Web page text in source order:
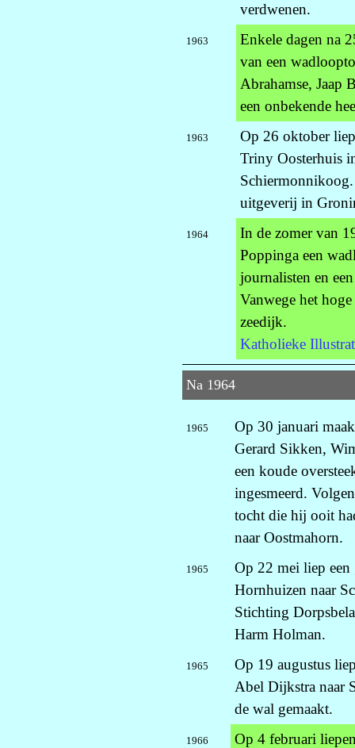
verdwenen.
1963
Enkele dagen na
van een
Abrahamse, Jaap
een onbekende
1963
Op 26 oktober
Triny Oosterhuis
Schiermonnikoog.
uitgeverij in
1964
In de zomer van
Poppinga een
journalisten en
Vanwege het
zeedijk.
Katholieke
Na 1964
1965
Op 30 januari
Gerard Sikken,
een koude
ingesmeerd.
tocht die hij ooit
naar Oostmahorn.
1965
Op 22 mei liep
Hornhuizen naar
Stichting
Harm Holman.
1965
Op 19 augustus
Abel Dijkstra naar
de wal gemaakt.
1966
Op 4 februari